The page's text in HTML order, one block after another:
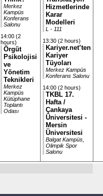
Merkez
Kampüs
Konferans
Salonu
14:00 (2
hours)
Örgüt
Psikolojisi
ve
Yönetim
Teknikleri
Merkez
Kampüs
Kütüphane
Toplantı
Odası
Hizmetlerinde
Karar
Modelleri
L - 111
13:30 (2 hours)
Kariyer.net’ten
Kariyer
Tüyoları
Merkez Kampüs
Konferans Salonu
14:00 (2 hours)
TKBL 17.
Hafta /
Çankaya
Üniversitesi -
Mersin
Üniversitesi
Balgat Kampüs,
Olimpik Spor
Salonu